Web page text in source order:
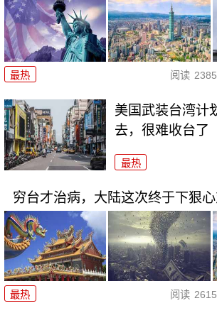
最热 阅读
美国武装台湾计
去，很难收台了
最热
穷台才治病，大陆这次终于下狠
最热 阅读